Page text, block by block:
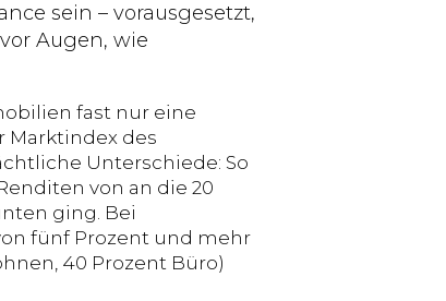
sein – vorausgesetzt,
Augen, wie
fast nur eine
Marktindex des
Unterschiede: So
von an die 20
ging. Bei
fünf Prozent und mehr
40 Prozent Büro)